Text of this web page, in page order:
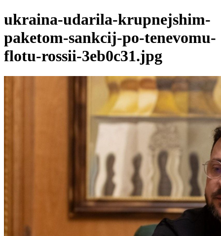
ukraina-udarila-krupnejshim-
paketom-sankcij-po-tenevomu-
flotu-rossii-3eb0c31.jpg